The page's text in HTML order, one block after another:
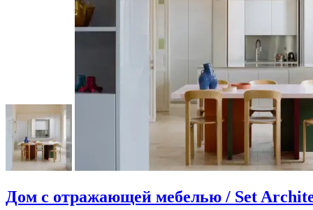
Дом с отражающей мебелью / Set